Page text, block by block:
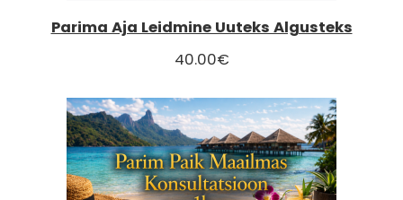
Parima Aja Leidmine Uuteks Algusteks
40.00€